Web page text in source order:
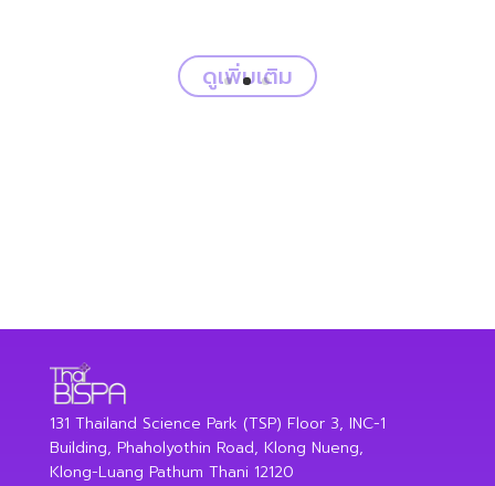
ดูเพิ่มเติม
131 Thailand Science Park (TSP) Floor 3, INC-1
Building, Phaholyothin Road, Klong Nueng,
Klong-Luang Pathum Thani 12120